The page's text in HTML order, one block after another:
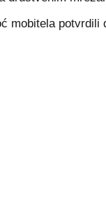
mobitela